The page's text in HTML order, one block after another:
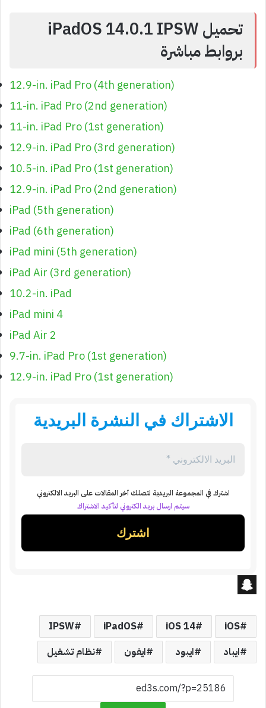
تحميل iPadOS 14.0.1 IPSW
بروابط مباشرة
12.9-in. iPad Pro (4th generation)
11-in. iPad Pro (2nd generation)
11-in. iPad Pro (1st generation)
12.9-in. iPad Pro (3rd generation)
10.5-in. iPad Pro (1st generation)
12.9-in. iPad Pro (2nd generation)
iPad (5th generation)
iPad (6th generation)
iPad mini (5th generation)
iPad Air (3rd generation)
10.2-in. iPad
iPad mini 4
iPad Air 2
9.7-in. iPad Pro (1st generation)
12.9-in. iPad Pro (1st generation)
الاشتراك في النشرة البريدية
اشترك في المجموعة البريدية لتصلك آخر المقالات على البريد الالكتروني
سيتم ارسال بريد الكتروني لتأكيد الاشتراك
a
p
iOS
iOS 14
iPadOS
IPSW
ايباد
ايبود ايفون نظام تشغيل